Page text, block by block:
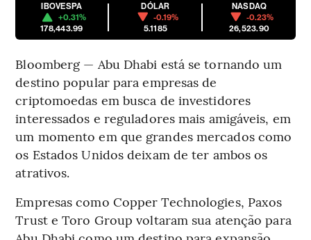
IBOVESPA
+0.31%
178,443.99
DÓLAR
-0.19%
5.1185
NASDAQ
-0.23%
26,523.90
Bloomberg — Abu Dhabi está se tornando um
destino popular para empresas de
criptomoedas em busca de investidores
interessados e reguladores mais amigáveis, em
um momento em que grandes mercados como
os Estados Unidos deixam de ter ambos os
atrativos.
Empresas como Copper Technologies, Paxos
Trust e Toro Group voltaram sua atenção para